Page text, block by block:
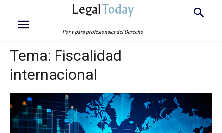
LegalToday
Por y para profesionales del Derecho
Tema: Fiscalidad
internacional